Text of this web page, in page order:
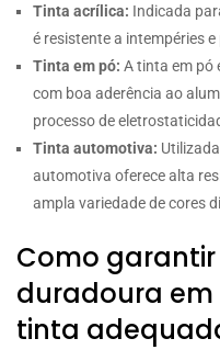
Tinta acrílica: Indicada
é resistente a intempéries
Tinta em pó: A tinta em pó
com boa aderência ao
processo de
Tinta automotiva:
automotiva oferece alta
ampla variedade de cores
Como
duradoura
tinta